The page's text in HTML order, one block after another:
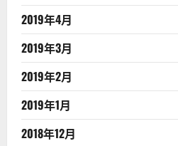
2019年4月
2019年3月
2019年2月
2019年1月
2018年12月